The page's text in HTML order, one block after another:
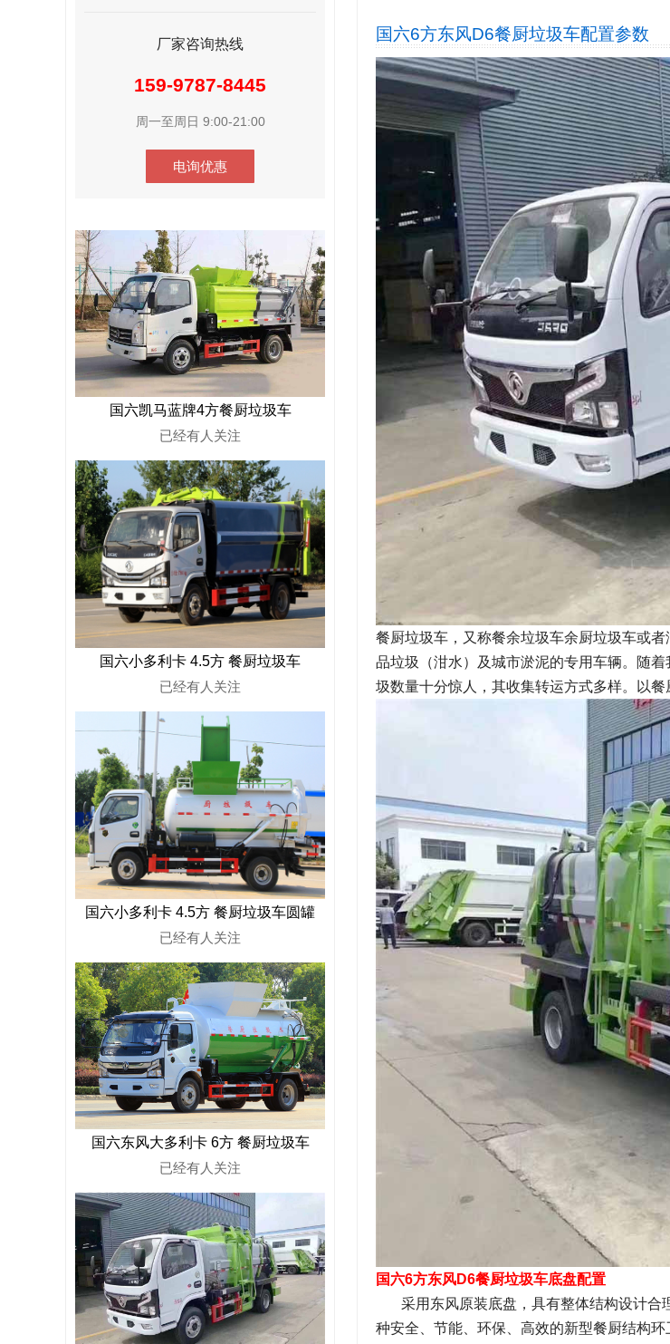
国六6方东风D6餐厨垃圾车配置参数
餐厨垃圾车，又称餐余垃圾车余厨垃圾车或
品垃圾（泔水）及城市淤泥的专用车辆。随
圾数量十分惊人，其收集转运方式多样。以
国六6方东风D6餐厨垃圾车底盘配置
采用东风原装底盘，具有整体结构设计合
种安全、节能、环保、高效的新型餐厨结构
厂家咨询热线
159-9787-8445
周一至周日 9:00-21:00
电询优惠
国六凯马蓝牌4方餐厨垃圾车
已经有人关注
国六小多利卡 4.5方 餐厨垃圾车
已经有人关注
国六小多利卡 4.5方 餐厨垃圾车圆罐
已经有人关注
国六东风大多利卡 6方 餐厨垃圾车
已经有人关注